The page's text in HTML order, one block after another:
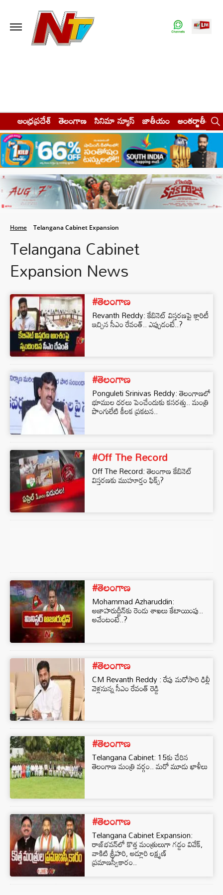
ఆంధ్రప్రదేశ్ తెలంగాణ సినిమా న్యూస్ జాతీయం అంతర్జాతీయం
Home Telangana Cabinet Expansion
Telangana Cabinet
Expansion News
#తెలంగాణ
Revanth Reddy: కేబినెట్‌ విస్తరణపై క్లారిటీ
ఇచ్చిన సీఎం రేవంత్‌.. ఎప్పుడంటే..?
#తెలంగాణ
Ponguleti Srinivas Reddy: తెలంగాణలో
భూముల ధరలు పెంచేందుకు కసరత్తు.. మంత్రి
పొంగులేటి కీలక ప్రకటన..
#Off The Record
Off The Record: తెలంగాణ కేబినెట్
విస్తరణకు ముహూర్తం ఫిక్స్?
#తెలంగాణ
Mohammad Azharuddin:
అజాహరుద్దీన్⁬కు రెండు శాఖలు కేటాయింపు..
అవేంటంటే..?
#తెలంగాణ
CM Revanth Reddy : రేపు మరోసారి ఢిల్లీ
వెళ్లనున్న సీఎం రేవంత్ రెడ్డి
#తెలంగాణ
Telangana Cabinet: 15కు చేరిన
తెలంగాణ మంత్రి వర్గం.. మరో మూడు ఖాళీలు
#తెలంగాణ
Telangana Cabinet Expansion:
రాజ్‌భవన్‌లో కొత్త మంత్రులుగా గడ్డం వివేక్,
వాకిటి శ్రీహరి, అడ్లూరి లక్ష్మణ్‌
ప్రమాణస్వీకారం..